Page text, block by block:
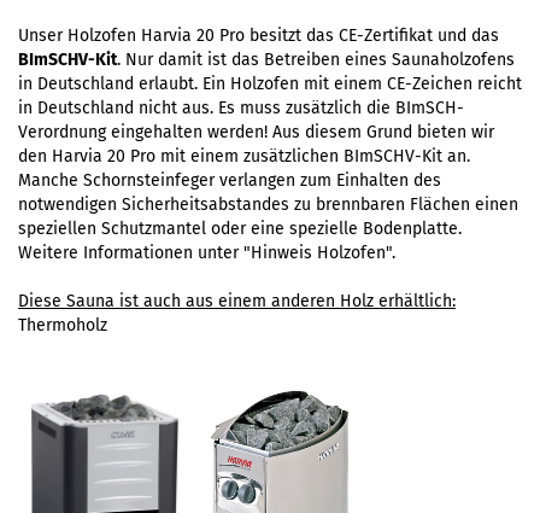
Unser Holzofen Harvia 20 Pro besitzt das CE-Zertifikat und das
BImSCHV-Kit. Nur damit ist das Betreiben eines Saunaholzofens
in Deutschland erlaubt. Ein Holzofen mit einem CE-Zeichen reicht
in Deutschland nicht aus. Es muss zusätzlich die BImSCH-
Verordnung eingehalten werden! Aus diesem Grund bieten wir
den Harvia 20 Pro mit einem zusätzlichen BImSCHV-Kit an.
Manche Schornsteinfeger verlangen zum Einhalten des
notwendigen Sicherheitsabstandes zu brennbaren Flächen einen
speziellen Schutzmantel oder eine spezielle Bodenplatte.
Weitere Informationen unter "Hinweis Holzofen".
Diese Sauna ist auch aus einem anderen Holz erhältlich:
Thermoholz